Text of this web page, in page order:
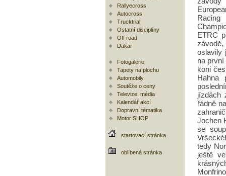
Rallyecross
Autocross
Trucktrial
Ostatní disciplíny
Off road
Dakar
Fotogalerie
Tapety na plochu
Automobily
Soutěže o ceny
Televize, média
Kalendář akcí
Dopravní tématika
Motor SHOP
startovací stránka
oblíbená stránka
Racing
ETRC
závodě,
oslavily
na
koni
Hahna
jízdách
řádně
Jochen
se
tedy
ještě